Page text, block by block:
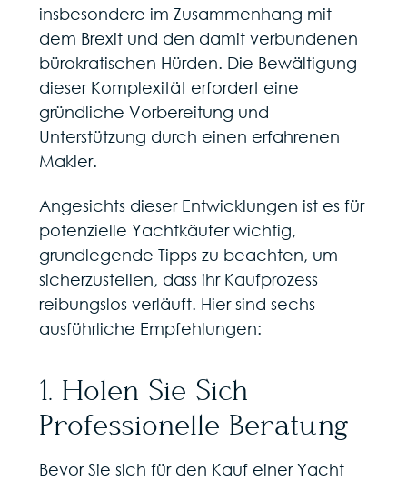
insbesondere im Zusammenhang mit
dem Brexit und den damit verbundenen
bürokratischen Hürden. Die Bewältigung
dieser Komplexität erfordert eine
gründliche Vorbereitung und
Unterstützung durch einen erfahrenen
Makler.
Angesichts dieser Entwicklungen ist es für
potenzielle Yachtkäufer wichtig,
grundlegende Tipps zu beachten, um
sicherzustellen, dass ihr Kaufprozess
reibungslos verläuft. Hier sind sechs
ausführliche Empfehlungen:
1. Holen Sie Sich
Professionelle Beratung
Bevor Sie sich für den Kauf einer Yacht